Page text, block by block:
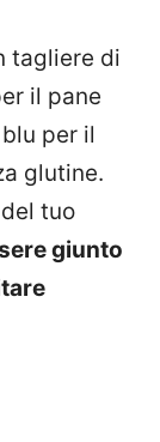
tagliere di
il pane
per il
glutine.
tuo
giunto